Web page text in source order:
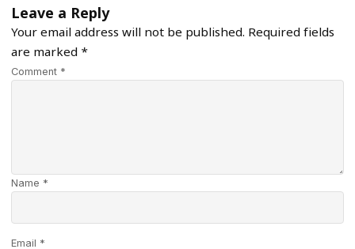
Leave a Reply
Your email address will not be published. Required fields
are marked *
Comment *
Name *
Email *